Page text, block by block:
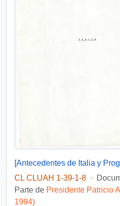
CL CLUAH 1-39-1-8 ·
Parte de Presidente Patricio
1994)